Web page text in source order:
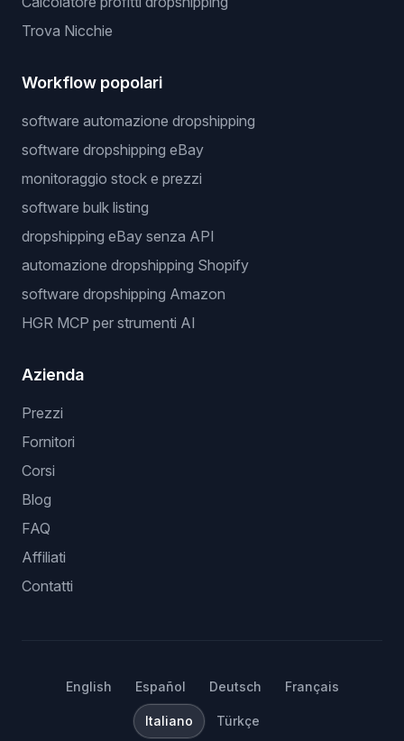
Trova Nicchie
Workflow popolari
software automazione dropshipping
software dropshipping eBay
monitoraggio stock e prezzi
software bulk listing
dropshipping eBay senza API
automazione dropshipping Shopify
software dropshipping Amazon
HGR MCP per strumenti AI
Azienda
Prezzi
Fornitori
Corsi
Blog
FAQ
Affiliati
Contatti
English Español Deutsch Français
Italiano Türkçe